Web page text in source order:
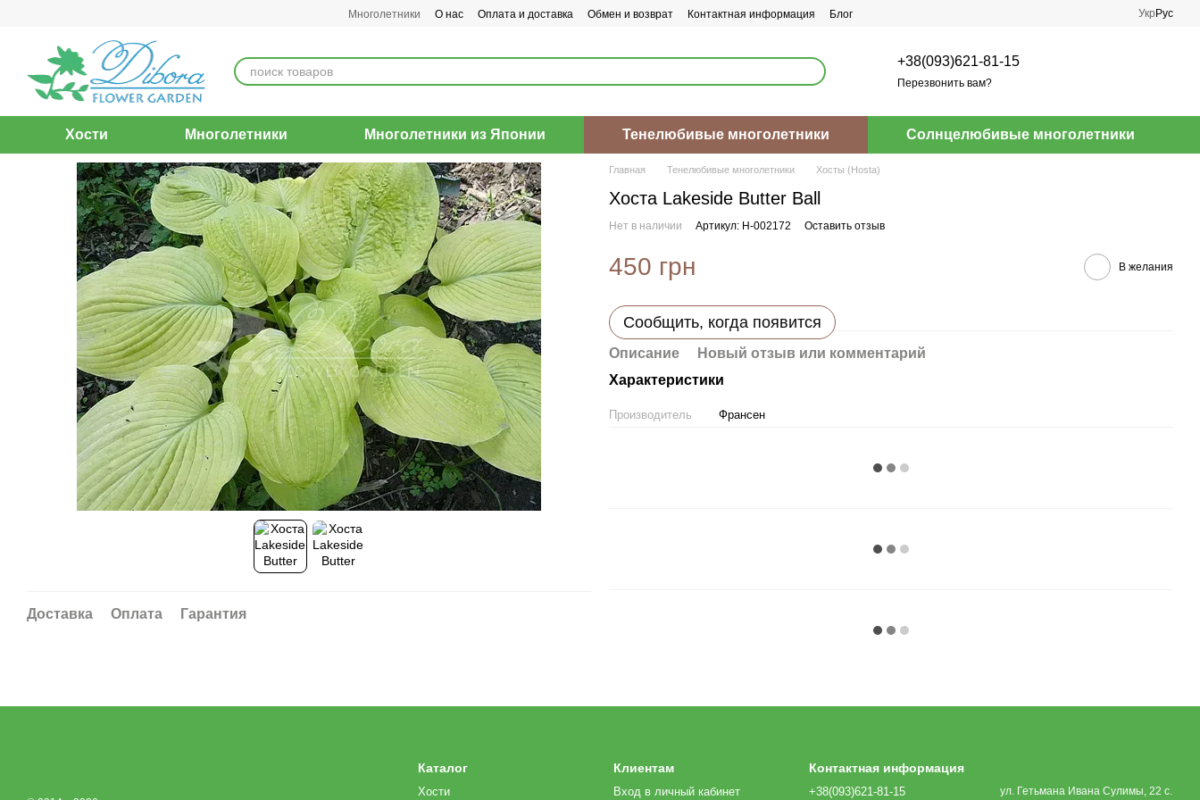
Многолетники О нас Оплата и доставка Обмен и возврат Контактная информация Блог Укр Рус
+38(093)621-81-15
Перезвонить вам?
Хости Многолетники Многолетники из Японии Тенелюбивые многолетники Солнцелюбивые многолетники
Доставка Оплата Гарантия
Главная Тенелюбивые многолетники Хосты (Hosta)
Хоста Lakeside Butter Ball
Нет в наличии Артикул: H-002172 Оставить отзыв
450 грн В желания
Сообщить, когда появится
Описание
Новый отзыв или комментарий
Характеристики
Производитель Франсен
Каталог
Хости
Клиентам
Вход в личный кабинет
Контактная информация
+38(093)621-81-15
ул. Гетьмана Ивана Сулимы, 22 с.